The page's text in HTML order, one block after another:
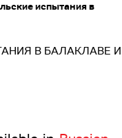
испытания в
В БАЛАКЛАВЕ И